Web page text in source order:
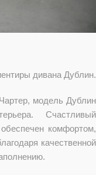
дивана Дублин.
модель Дублин
Счастливый
комфортом,
качественной